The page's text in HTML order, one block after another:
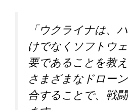
「ウクライナは、
けでなくソフトウ
要であることを教
さまざまなドロー
合することで、戦